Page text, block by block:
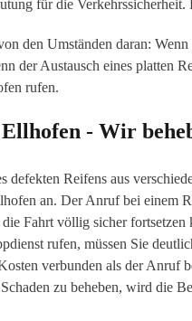
für die
den Umständen daran:
der Austausch eines platten
rufen.
- Wir
defekten Reifens aus
an. Der Anruf bei einem
Fahrt völlig sicher
rufen, müssen Sie
verbunden als der Anruf
zu beheben, wird die